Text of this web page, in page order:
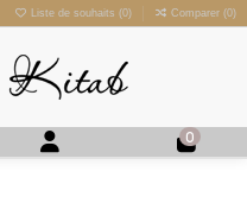
Liste de souhaits (0) Comparer (0)
0